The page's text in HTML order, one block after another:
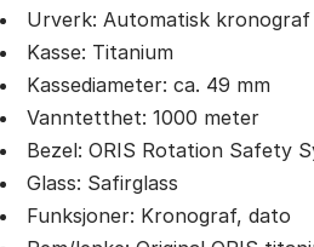
Urverk: Automatisk kronograf
Kasse: Titanium
Kassediameter: ca. 49 mm
Vanntetthet: 1000 meter
Bezel: ORIS Rotation Safety
Glass: Safirglass
Funksjoner: Kronograf, dato